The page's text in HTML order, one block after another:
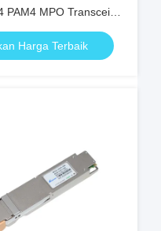
PAM4 MPO Transceiver
Harga Terbaik